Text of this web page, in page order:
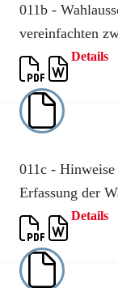
011b -
vereinfachten
Details
011c -
Erfassung der
Details